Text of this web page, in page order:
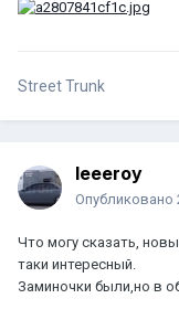
Street Trunk
leeeroy
Опубликовано
Что могу сказать,
таки интересный.
Заминочки были,но в